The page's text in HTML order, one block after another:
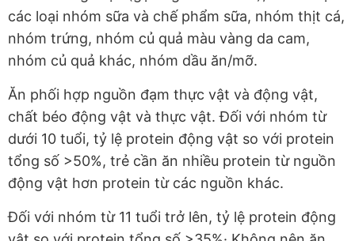
các loại nhóm sữa và chế phẩm sữa, nhóm thịt cá,
nhóm trứng, nhóm củ quả màu vàng da cam,
nhóm củ quả khác, nhóm dầu ăn/mỡ.
Ăn phối hợp nguồn đạm thực vật và động vật,
chất béo động vật và thực vật. Đối với nhóm từ
dưới 10 tuổi, tỷ lệ protein động vật so với protein
tổng số >50%, trẻ cần ăn nhiều protein từ nguồn
động vật hơn protein từ các nguồn khác.
Đối với nhóm từ 11 tuổi trở lên, tỷ lệ protein động